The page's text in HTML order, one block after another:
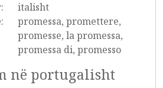
italisht
promessa, promettere,
promesse, la promessa,
promessa di, promesso
në portugalisht